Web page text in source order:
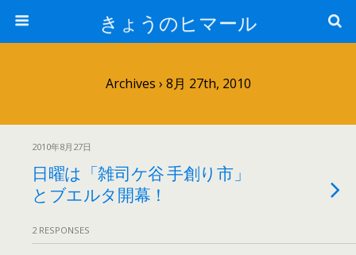
きょうのヒマール
Archives › 8月 27th, 2010
2010年8月27日
日曜は「雑司ケ谷 手創り市」
とブエルタ開幕！
2 RESPONSES